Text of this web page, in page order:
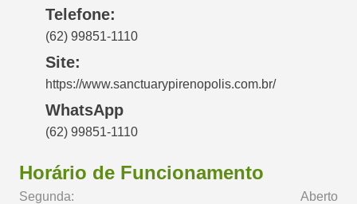
Telefone:
(62) 99851-1110
Site:
https://www.sanctuarypirenopolis.com.br/
WhatsApp
(62) 99851-1110
Horário de Funcionamento
Segunda:
Aberto